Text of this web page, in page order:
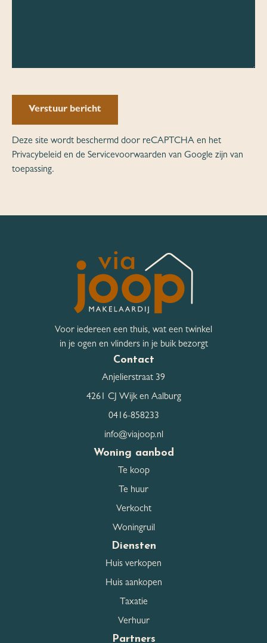
Verstuur bericht
Deze site wordt beschermd door reCAPTCHA en het
Privacybeleid en de Servicevoorwaarden van Google zijn van
toepassing.
Voor iedereen een thuis, wat een twinkel
in je ogen en vlinders in je buik bezorgt
Contact
Anjelierstraat 39
4261 CJ Wijk en Aalburg
0416-858233
info@viajoop.nl
Woning aanbod
Te koop
Te huur
Verkocht
Woningruil
Diensten
Huis verkopen
Huis aankopen
Taxatie
Verhuur
Partners